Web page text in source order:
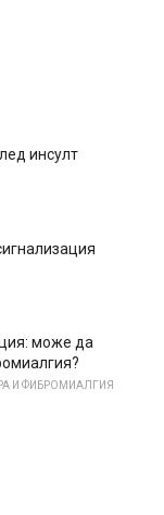
инсулт
може да
И ФИБРОМИАЛГИЯ